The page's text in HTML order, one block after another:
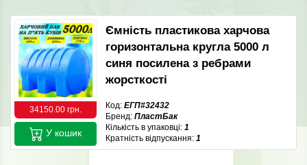
34150.00 грн.
Ємність пластикова харчова
горизонтальна кругла 5000 л
синя посилена з ребрами
жорсткості
Код: ЕГП#32432
Бренд: ПластБак
Кількість в упаковці: 1
Кратність відпускання: 1
У кошик